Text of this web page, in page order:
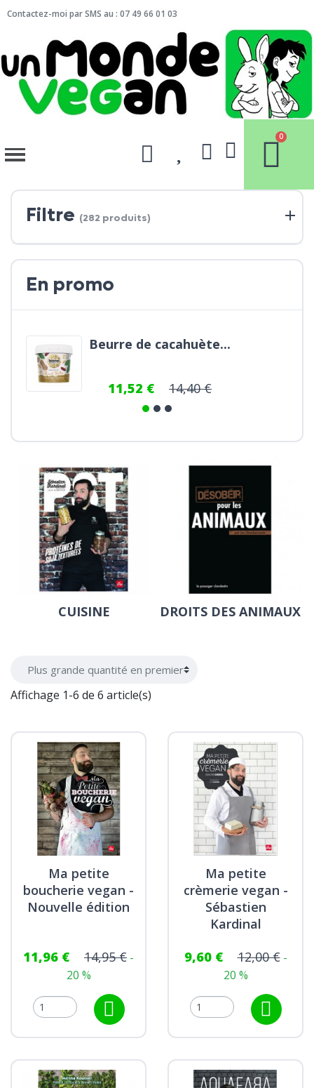
Contactez-moi par SMS au : 07 49 66 01 03
Filtre (282 produits)
En promo
Perles de soja 1kg - bio
10,56 € 13,20 €
CUISINE DROITS DES ANIMAUX
Affichage 1-6 de 6 article(s)
Ma petite
boucherie vegan -
Nouvelle édition
11,96 € 14,95 € -
20 %
Ma petite
crèmerie vegan -
Sébastien
Kardinal
9,60 €
12,00 € -
20 %